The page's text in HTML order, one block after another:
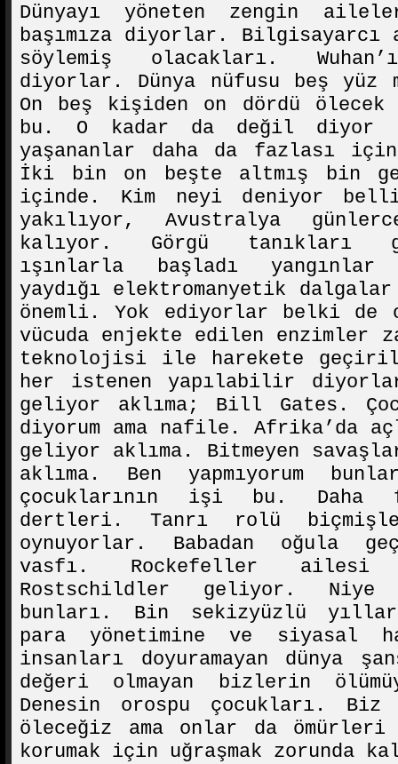
Dünyayı yöneten zengin
başımıza diyorlar. Bilgisayarcı
söylemiş olacakları.
diyorlar. Dünya nüfusu beş yüz
On beş kişiden on dördü
bu. O kadar da değil diyor
yaşananlar daha da fazlası
İki bin on beşte altmış bin
içinde. Kim neyi deniyor
yakılıyor, Avustralya
kalıyor. Görgü tanıkları
ışınlarla başladı
yaydığı elektromanyetik
önemli. Yok ediyorlar belki de
vücuda enjekte edilen enzimler
teknolojisi ile harekete
her istenen yapılabilir
geliyor aklıma; Bill Gates.
diyorum ama nafile. Afrika’da
geliyor aklıma. Bitmeyen
aklıma. Ben yapmıyorum
çocuklarının işi bu.
dertleri. Tanrı rolü
oynuyorlar. Babadan oğula
vasfı. Rockefeller ailesi
Rostschildler geliyor. Niye
bunları. Bin sekizyüzlü
para yönetimine ve siyasal
insanları doyuramayan dünya
değeri olmayan bizlerin
Denesin orospu çocukları.
öleceğiz ama onlar da ömürleri
korumak için uğraşmak zorunda